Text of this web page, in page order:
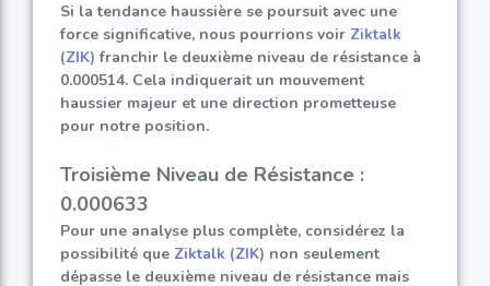
Si la tendance haussière se poursuit avec une
force significative, nous pourrions voir Ziktalk
(ZIK) franchir le deuxième niveau de résistance à
0.000514. Cela indiquerait un mouvement
haussier majeur et une direction prometteuse
pour notre position.
Troisième Niveau de Résistance :
0.000633
Pour une analyse plus complète, considérez la
possibilité que Ziktalk (ZIK) non seulement
dépasse le deuxième niveau de résistance mais